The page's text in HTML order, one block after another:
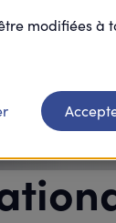
modifiées à